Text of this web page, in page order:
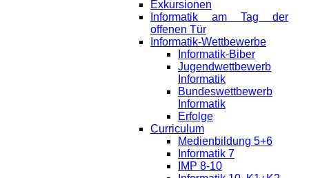
Exkursionen
Informatik am Tag der
offenen Tür
Informatik-Wettbewerbe
Informatik-Biber
Jugendwettbewerb
Informatik
Bundeswettbewerb
Informatik
Erfolge
Curriculum
Medienbildung 5+6
Informatik 7
IMP 8-10